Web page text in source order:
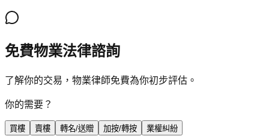
免費物業法律諮詢
了解你的交易，物業律師免費為你初步評估。
你的需要？
買樓 賣樓 轉名/送贈 加按/轉按 業權糾紛